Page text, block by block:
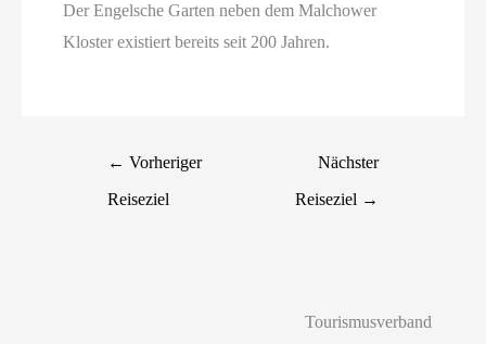
Der Engelsche Garten neben dem Malchower
Kloster existiert bereits seit 200 Jahren.
← Vorheriger
Reiseziel
Nächster
Reiseziel →
Tourismusverband